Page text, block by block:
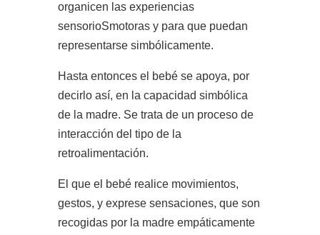
organicen las experiencias
sensorioSmotoras y para que puedan
representarse simbólicamente.
Hasta entonces el bebé se apoya, por
decirlo así, en la capacidad simbólica
de la madre. Se trata de un proceso de
interacción del tipo de la
retroalimentación.
El que el bebé realice movimientos,
gestos, y exprese sensaciones, que son
recogidas por la madre empáticamente